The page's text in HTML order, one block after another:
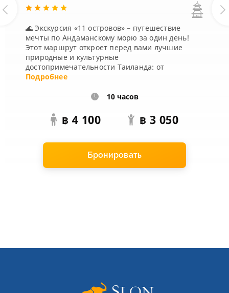
🌊 Экскурсия «11 островов» – путешествие
мечты по Андаманскому морю за один день!
Этот маршрут откроет перед вами лучшие
природные и культурные
достопримечательности Таиланда: от
легендарных островов и скрытых лагун до
Подробнее
10 часов
฿ 4 100 ฿ 3 050
Бронировать